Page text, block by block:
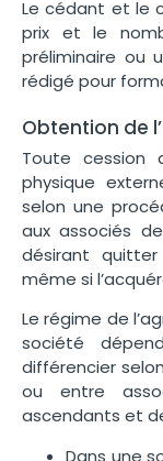
Le cédant et le
prix et le
préliminaire ou
rédigé pour
Obtention de
Toute cession
physique
selon une
aux associés
désirant
même si
Le régime de
société
différencier
ou entre
ascendants et
Dans une